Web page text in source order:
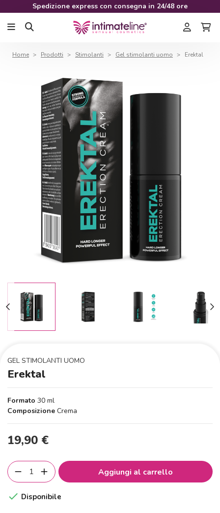
Spedizione express con consegna in 24/48 ore
Home Prodotti Stimolanti Gel stimolanti uomo Erektal
GEL STIMOLANTI UOMO
Erektal
Formato 30 ml
Composizione Crema
19,90 €
Aggiungi al carrello
 Disponibile